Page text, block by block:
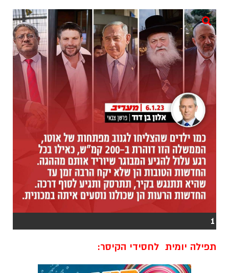
1
תפילה יומית לחסידי הקיסר: